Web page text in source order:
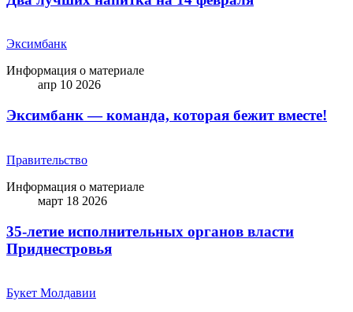
Эксимбанк
Информация о материале
апр 10 2026
Эксимбанк — команда, которая бежит вместе!
Правительство
Информация о материале
март 18 2026
35-летие исполнительных органов власти
Приднестровья
Букет Молдавии